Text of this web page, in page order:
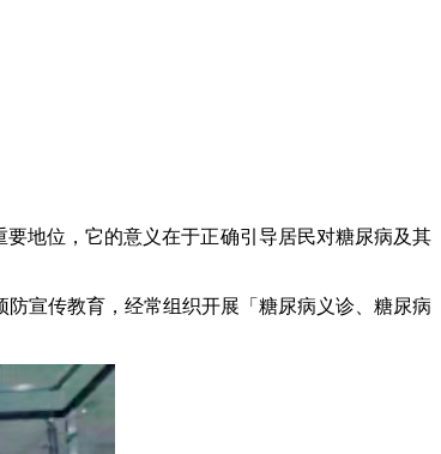
地位，它的意义在于正确引导居民对糖尿病及其
宣传教育，经常组织开展「糖尿病义诊、糖尿病